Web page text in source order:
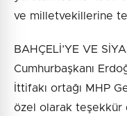
ve milletvekillerine
BAHÇELİ’YE VE
Cumhurbaşkanı
İttifakı ortağı MHP
özel olarak teşekkür